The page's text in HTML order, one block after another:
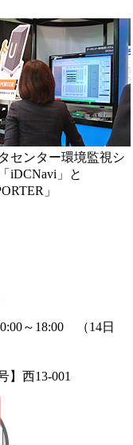
センター環境監視シ
iDCNavi」と
」
～18:00 （14日
西13-001